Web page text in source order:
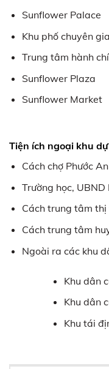
Sunflower Palace
Khu phố chuyên gia
Trung tâm hành
Sunflower Plaza
Sunflower Market
Tiện ích ngoại khu
Cách chợ Phước
Trường học, UBND
Cách trung tâm
Cách trung tâm
Ngoài ra các khu
Khu dân
Khu dân
Khu tái